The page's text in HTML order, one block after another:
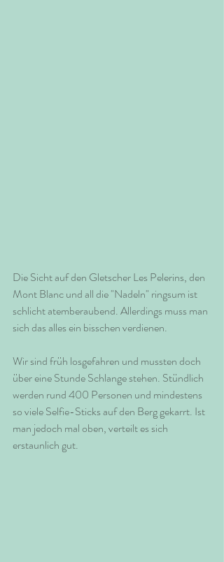
Die Sicht auf den Gletscher Les Pelerins, den
Mont Blanc und all die "Nadeln" ringsum ist
schlicht atemberaubend. Allerdings muss man
sich das alles ein bisschen verdienen.
Wir sind früh losgefahren und mussten doch
über eine Stunde Schlange stehen. Stündlich
werden rund 400 Personen und mindestens
so viele Selfie-Sticks auf den Berg gekarrt. Ist
man jedoch mal oben, verteilt es sich
erstaunlich gut.